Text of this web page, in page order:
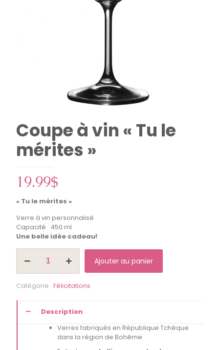
Coupe à vin « Tu le
mérites »
19.99$
« Tu le mérites »
Verre à vin personnalisé
Capacité : 450 ml
Une belle idée cadeau!
Coupe
vin
"Tu
Ajouter au panier
Catégorie : Félicitations
Description
Verres fabriqués en République Tchèque
dans la région de Bohême